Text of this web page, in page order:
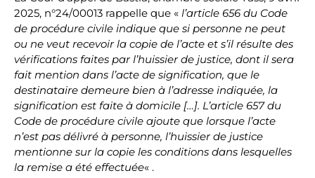
2025, n°24/00013 rappelle que « l’article 656 du Code
de procédure civile indique que si personne ne peut
ou ne veut recevoir la copie de l’acte et s’il résulte des
vérifications faites par l’huissier de justice, dont il sera
fait mention dans l’acte de signification, que le
destinataire demeure bien à l’adresse indiquée, la
signification est faite à domicile […]. L’article 657 du
Code de procédure civile ajoute que lorsque l’acte
n’est pas délivré à personne, l’huissier de justice
mentionne sur la copie les conditions dans lesquelles
la remise a été effectuée« .